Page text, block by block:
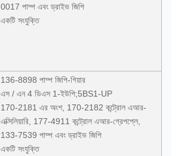
0017 পাম্প এবং ড্রাইভ জিপি
একটি সংযুক্তি
136-8898 পাম্প জিপি-গিয়ার
এস / এন 4 ডিএস 1-ইউপি;5BS1-UP
170-2181 এর অংশ, 170-2182 কন্ট্রোল এআর-
এক্সিলিয়ারি, 177-4911 কন্ট্রোল এআর-গ্রেপপ্লে,
133-7539 পাম্প এবং ড্রাইভ জিপি
একটি সংযুক্তি